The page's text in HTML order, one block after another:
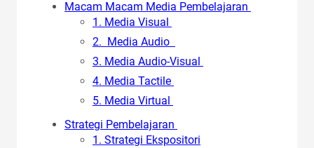
Macam Macam Media Pembelajaran
1. Media Visual
2. Media Audio
3. Media Audio-Visual
4. Media Tactile
5. Media Virtual
Strategi Pembelajaran
1. Strategi Ekspositori